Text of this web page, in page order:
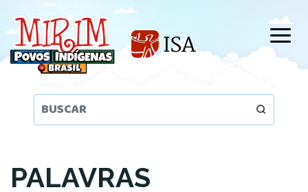
para
conteúdo
principal
PALAVRAS